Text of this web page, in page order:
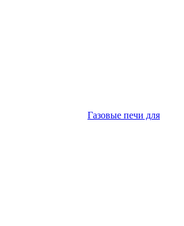
Газовые печи для